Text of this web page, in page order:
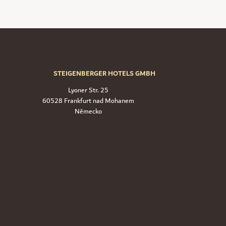
STEIGENBERGER HOTELS GMBH
Lyoner Str. 25
60528 Frankfurt nad Mohanem
Německo